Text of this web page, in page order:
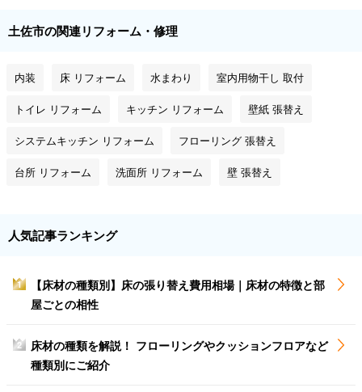
土佐市の関連リフォーム・修理
内装 床 リフォーム 水まわり 室内用物干し 取付
トイレ リフォーム キッチン リフォーム 壁紙 張替え
システムキッチン リフォーム フローリング 張替え
台所 リフォーム 洗面所 リフォーム 壁 張替え
人気記事ランキング
1
【床材の種類別】床の張り替え費用相場｜床材の特徴と部
屋ごとの相性
2
床材の種類を解説！ フローリングやクッションフロアなど
種類別にご紹介